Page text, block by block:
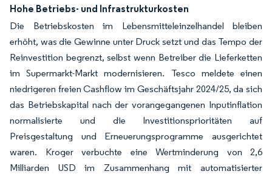
Hohe Betriebs- und Infrastrukturkosten
Die Betriebskosten im Lebensmitteleinzelhandel bleiben
erhöht, was die Gewinne unter Druck setzt und das Tempo der
Reinvestition begrenzt, selbst wenn Betreiber die Lieferketten
im Supermarkt-Markt modernisieren. Tesco meldete einen
niedrigeren freien Cashflow im Geschäftsjahr 2024/25, da sich
das Betriebskapital nach der vorangegangenen Inputinflation
normalisierte und die Investitionsprioritäten auf
Preisgestaltung und Erneuerungsprogramme ausgerichtet
waren. Kroger verbuchte eine Wertminderung von 2,6
Milliarden USD im Zusammenhang mit automatisierter